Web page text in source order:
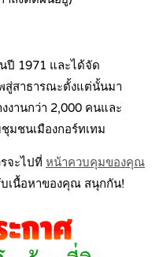
ปี 1971 และได้จัด
สู่สาธารณะตั้งแต่นั้นมา
งานกว่า 2,000 คนและ
มชนเมืองกอร์ทเทม
จะไปที่ หน้าควบคุมของคุณ
เนื้อหาของคุณ สนุกกัน!